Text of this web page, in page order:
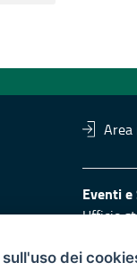
Eventi
Ufficio
Logo e
dei